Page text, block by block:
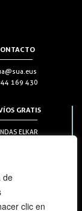
de
clic en
169 430
GRATIS
ELKAR